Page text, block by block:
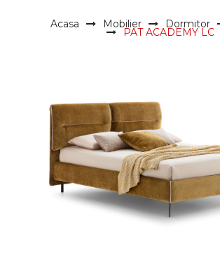
Acasa Mobilier Dormitor
PAT ACADEMY LC